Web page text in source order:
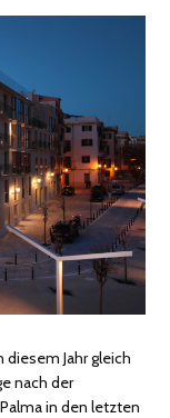
Jahr gleich
nach der
in den letzten